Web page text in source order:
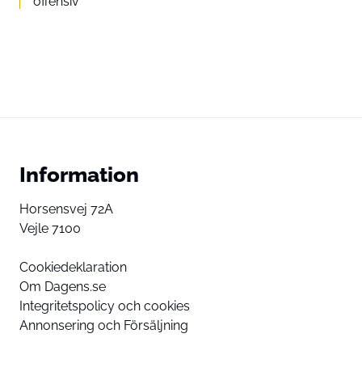
Information
Horsensvej 72A
Vejle 7100
Cookiedeklaration
Om Dagens.se
Integritetspolicy och cookies
Annonsering och Försäljning